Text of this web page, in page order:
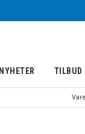
NYHETER TILBUD